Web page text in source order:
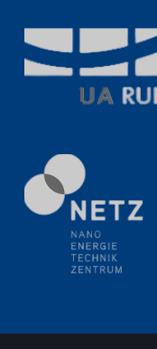
"Transient core-
investigated by
spectroscopy"
Festkolloquium
Glembockyté
12.06.2024
Physikalisches